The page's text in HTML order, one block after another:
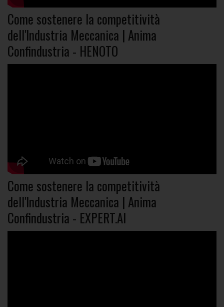
Come sostenere la competitività
dell'Industria Meccanica | Anima
Confindustria - HENOTO
Come sostenere la competitività
dell'Industria Meccanica | Anima
Confindustria - EXPERT.AI